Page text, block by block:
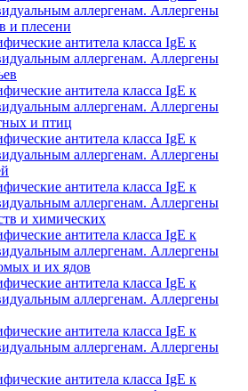
аллергенам. Аллергены
и плесени
антитела класса IgE к
аллергенам. Аллергены
антитела класса IgE к
аллергенам. Аллергены
и птиц
антитела класса IgE к
аллергенам. Аллергены
антитела класса IgE к
аллергенам. Аллергены
и химических
антитела класса IgE к
аллергенам. Аллергены
и их ядов
антитела класса IgE к
аллергенам. Аллергены
антитела класса IgE к
аллергенам. Аллергены
антитела класса IgE к